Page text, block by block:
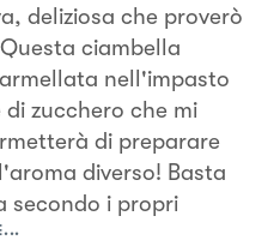
deliziosa che proverò
ciambella
nell'impasto
zucchero che mi
di preparare
diverso! Basta
secondo i propri